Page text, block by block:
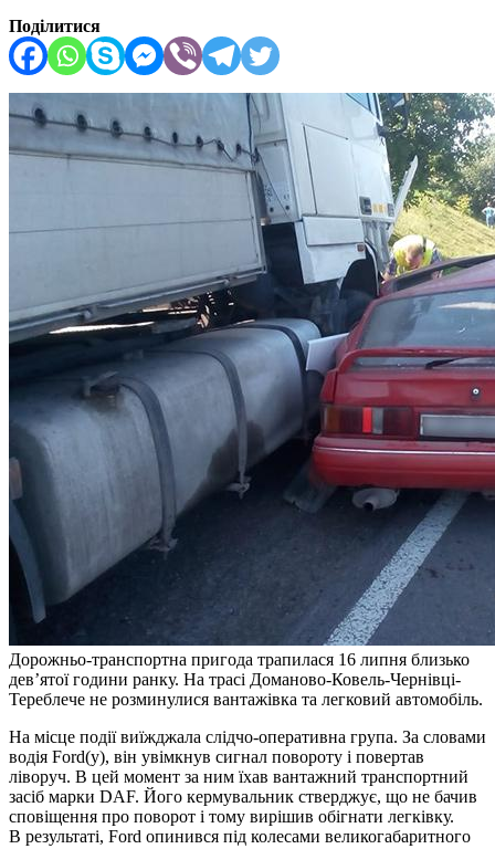
Поділитися
Дорожньо-транспортна пригода трапилася 16 липня близько
дев’ятої години ранку. На трасі Доманово-Ковель-Чернівці-
Тереблече не розминулися вантажівка та легковий автомобіль.
На місце події виїжджала слідчо-оперативна група. За словами
водія Ford(у), він увімкнув сигнал повороту і повертав
ліворуч. В цей момент за ним їхав вантажний транспортний
засіб марки DAF. Його кермувальник стверджує, що не бачив
сповіщення про поворот і тому вирішив обігнати легківку.
В результаті, Ford опинився під колесами великогабаритного